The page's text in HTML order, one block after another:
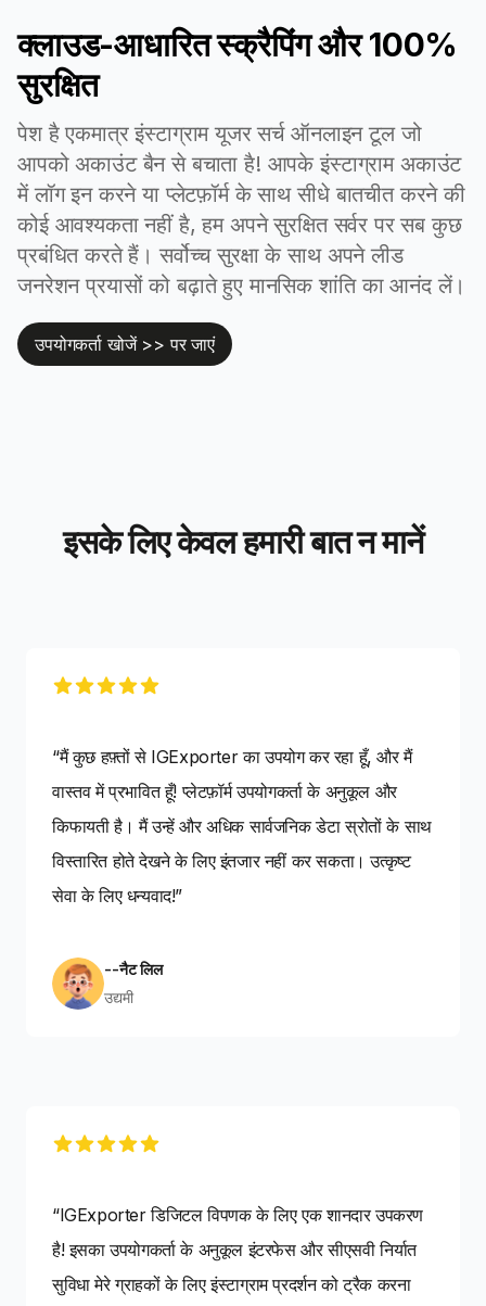
क्लाउड-आधारित स्क्रैपिंग और 100%
सुरक्षित
पेश है एकमात्र इंस्टाग्राम यूजर सर्च ऑनलाइन टूल जो
आपको अकाउंट बैन से बचाता है! आपके इंस्टाग्राम अकाउंट
में लॉग इन करने या प्लेटफ़ॉर्म के साथ सीधे बातचीत करने की
कोई आवश्यकता नहीं है, हम अपने सुरक्षित सर्वर पर सब कुछ
प्रबंधित करते हैं। सर्वोच्च सुरक्षा के साथ अपने लीड
जनरेशन प्रयासों को बढ़ाते हुए मानसिक शांति का आनंद लें।
उपयोगकर्ता खोजें >> पर जाएं
इसके लिए केवल हमारी बात न मानें
5 out of 5 stars
“मैं कुछ हफ़्तों से IGExporter का उपयोग कर रहा हूँ, और मैं
वास्तव में प्रभावित हूँ! प्लेटफ़ॉर्म उपयोगकर्ता के अनुकूल और
किफायती है। मैं उन्हें और अधिक सार्वजनिक डेटा स्रोतों के साथ
विस्तारित होते देखने के लिए इंतजार नहीं कर सकता। उत्कृष्ट
सेवा के लिए धन्यवाद!”
--नैट लिल
उद्यमी
5 out of 5 stars
“IGExporter डिजिटल विपणक के लिए एक शानदार उपकरण
है! इसका उपयोगकर्ता के अनुकूल इंटरफेस और सीएसवी निर्यात
सुविधा मेरे ग्राहकों के लिए इंस्टाग्राम प्रदर्शन को ट्रैक करना